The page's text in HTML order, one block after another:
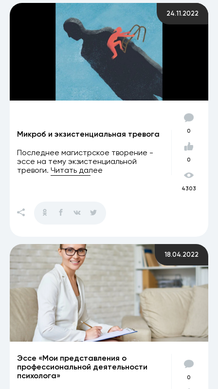
24.11.2022
Микроб и экзистенциальная тревога
Последнее магистрское творение -
эссе на тему экзистенциальной
тревоги. Читать далее
0
0
4303
18.04.2022
Эссе «Мои представления о
профессиональной деятельности
психолога»
0